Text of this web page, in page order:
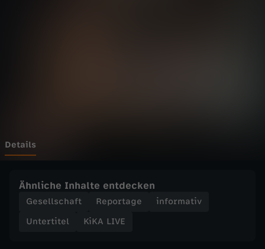
t
i
Details
Ähnliche Inhalte entdecken
Gesellschaft Reportage
informativ
Untertitel
KiKA LIVE